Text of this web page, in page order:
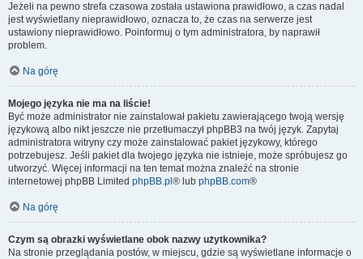
Jeżeli na pewno strefa czasowa została ustawiona prawidłowo, a czas nadal
jest wyświetlany nieprawidłowo, oznacza to, że czas na serwerze jest
ustawiony nieprawidłowo. Poinformuj o tym administratora, by naprawił
problem.
Na górę
Mojego języka nie ma na liście!
Być może administrator nie zainstalował pakietu zawierającego twoją wersję
językową albo nikt jeszcze nie przetłumaczył phpBB3 na twój język. Zapytaj
administratora witryny czy może zainstalować pakiet językowy, którego
potrzebujesz. Jeśli pakiet dla twojego języka nie istnieje, może spróbujesz go
utworzyć. Więcej informacji na ten temat można znaleźć na stronie
internetowej phpBB Limited phpBB.pl ® lub phpBB.com®
Na górę
Czym są obrazki wyświetlane obok nazwy użytkownika?
Na stronie przeglądania postów, w miejscu, gdzie są wyświetlane informacje o